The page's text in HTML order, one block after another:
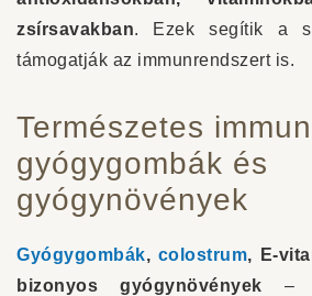
zsírsavakban. Ezek segítik a
támogatják az immunrendszert is.
Természetes
gyógygombák és
gyógynövények
Gyógygombák, colostrum, E-
bizonyos gyógynövények –